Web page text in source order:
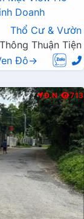
Doanh
Thổ Cư & Vườn
Thuận Tiện
Đô→
Đ.N 713